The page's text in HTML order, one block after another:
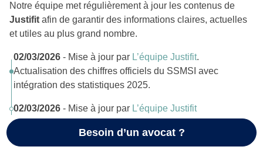
Notre équipe met régulièrement à jour les contenus de
Justifit afin de garantir des informations claires, actuelles
et utiles au plus grand nombre.
02/03/2026 - Mise à jour par L’équipe Justifit.
Actualisation des chiffres officiels du SSMSI avec
intégration des statistiques 2025.
02/03/2026 - Mise à jour par L’équipe Justifit
Besoin d’un avocat ?